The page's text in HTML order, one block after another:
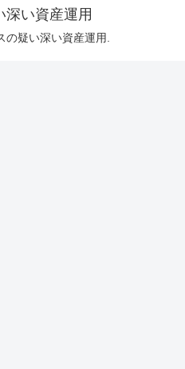
深い資産運用
疑い深い資産運用.